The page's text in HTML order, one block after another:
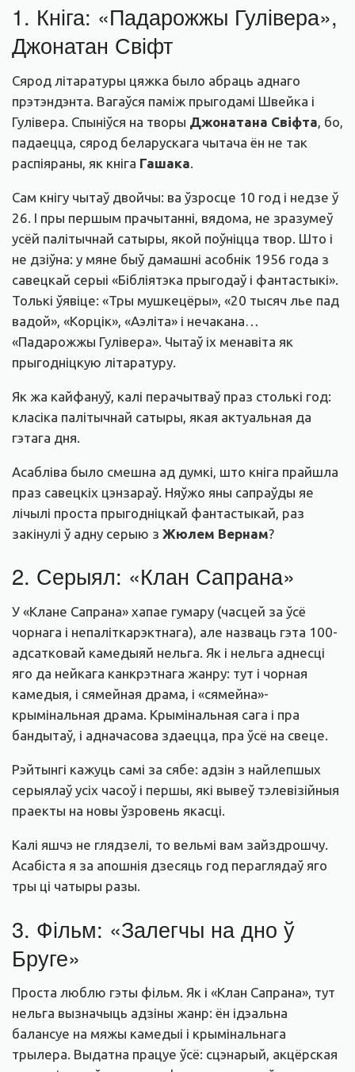
1. Кніга: «Падарожжы Гулівера»,
Джонатан Свіфт
Сярод літаратуры цяжка было абраць аднаго
прэтэндэнта. Вагаўся паміж прыгодамі Швейка і
Гулівера. Спыніўся на творы Джонатана Свіфта , бо,
падаецца, сярод беларускага чытача ён не так
распіяраны, як кніга Гашака
Сам кнігу чытаў двойчы: ва ўзросце 10 год і недзе ў
26. І пры першым прачытанні, вядома, не зразумеў
усёй палітычнай сатыры, якой поўніцца твор. Што і
не дзіўна: у мяне быў дамашні асобнік 1956 года з
савецкай серыі «Бібліятэка прыгодаў і фантастыкі».
Толькі ўявіце: «Тры мушкецёры», «20 тысяч лье пад
вадой», «Корцік», «Аэліта» і нечакана…
«Падарожжы Гулівера». Чытаў іх менавіта як
прыгодніцкую літаратуру.
Як жа кайфануў, калі перачытваў праз столькі год:
класіка палітычнай сатыры, якая актуальная да
гэтага дня.
Асабліва было смешна ад думкі, што кніга прайшла
праз савецкіх цэнзараў. Няўжо яны сапраўды яе
лічылі проста прыгодніцкай фантастыкай, раз
закінулі ў адну серыю з Жюлем Вернам?
2. Серыял: «Клан Сапрана»
У «Клане Сапрана» хапае гумару (часцей за ўсё
чорнага і непаліткарэктнага), але назваць гэта 100-
адсатковай камедыяй нельга. Як і нельга аднесці
яго да нейкага канкрэтнага жанру: тут і чорная
камедыя, і сямейная драма, і «сямейна»-
крымінальная драма. Крымінальная сага і пра
бандытаў, і адначасова здаецца, пра ўсё на свеце.
Рэйтынгі кажуць самі за сябе: адзін з найлепшых
серыялаў усіх часоў і першы, які вывеў тэлевізійныя
праекты на новы ўзровень якасці.
Калі яшчэ не глядзелі, то вельмі вам зайздрошчу.
Асабіста я за апошнія дзесяць год пераглядаў яго
тры ці чатыры разы.
3. Фільм: «Залегчы на дно ў
Бруге»
Проста люблю гэты фільм. Як і «Клан Сапрана», тут
нельга вызначыць адзіны жанр: ён ідэальна
балансуе на мяжы камедыі і крымінальнага
трылера. Выдатна працуе ўсё: сцэнарый, акцёрская